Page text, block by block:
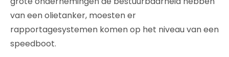
van een olietanker, moesten er
rapportagesystemen komen op het niveau van een
speedboot.